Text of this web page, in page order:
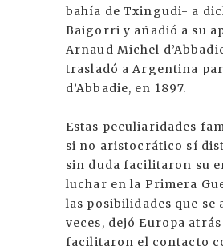
bahía de Txingudi- a
Baigorri y añadió a su
Arnaud Michel
trasladó a Argentina
d’Abbadie, en 1897.
Estas peculiaridades
si no aristocrático sí
sin duda facilitaron su
luchar en la Primera
las posibilidades que
veces, dejó Europa
facilitaron el contacto